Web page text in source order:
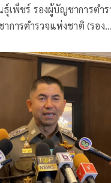
เพ็ชร์ รองผู้บัญชาการตำ
การตำรวจแห่งชาติ (รอง
กษณะงานและการมอบอำ
ชาการตำรวจแห่งชาติ